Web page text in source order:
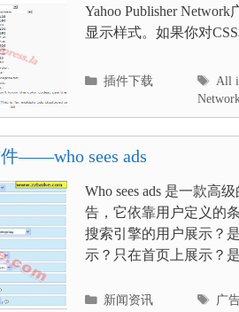
Yahoo Publisher
显示样式。如果你对
分
目
录
插件下载
标
签
All
——who sees ads
Who sees ads 是一款高
告，它依靠用户定义的
搜索引擎的用户展示？
示？只在首页上展示？
分
新闻资讯
标
广